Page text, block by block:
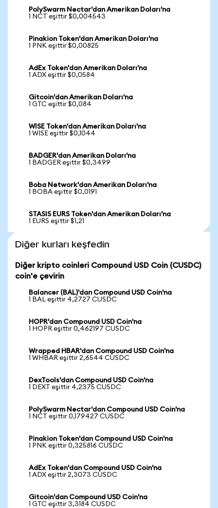
PolySwarm Nectar'dan Amerikan Doları'na
1 NCT eşittir $0,004543
Pinakion Token'dan Amerikan Doları'na
1 PNK eşittir $0,00825
AdEx Token'dan Amerikan Doları'na
1 ADX eşittir $0,0584
Gitcoin'dan Amerikan Doları'na
1 GTC eşittir $0,084
WISE Token'dan Amerikan Doları'na
1 WISE eşittir $0,1044
BADGER'dan Amerikan Doları'na
1 BADGER eşittir $0,3499
Boba Network'dan Amerikan Doları'na
1 BOBA eşittir $0,0191
STASIS EURS Token'dan Amerikan Doları'na
1 EURS eşittir $1,21
Diğer kurları keşfedin
Diğer kripto coinleri Compound USD Coin (CUSDC)
coin'e çevirin
Balancer (BAL)'dan Compound USD Coin'na
1 BAL eşittir 4,2727 CUSDC
HOPR'dan Compound USD Coin'na
1 HOPR eşittir 0,462197 CUSDC
Wrapped HBAR'dan Compound USD Coin'na
1 WHBAR eşittir 2,6544 CUSDC
DexTools'dan Compound USD Coin'na
1 DEXT eşittir 4,2375 CUSDC
PolySwarm Nectar'dan Compound USD Coin'na
1 NCT eşittir 0,179427 CUSDC
Pinakion Token'dan Compound USD Coin'na
1 PNK eşittir 0,325816 CUSDC
AdEx Token'dan Compound USD Coin'na
1 ADX eşittir 2,3073 CUSDC
Gitcoin'dan Compound USD Coin'na
1 GTC eşittir 3,3184 CUSDC